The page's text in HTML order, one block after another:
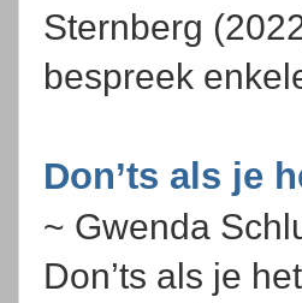
Sternberg
bespreek
Don’ts als je
~ Gwenda
Don’ts als je